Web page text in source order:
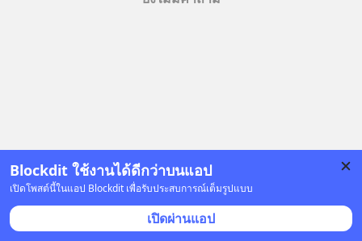
Blockdit ใช้งานได้ดีกว่าบนแอป
เปิดโพสต์นี้ในแอป Blockdit เพื่อรับประสบการณ์เต็มรูปแบบ
เปิดผ่านแอป